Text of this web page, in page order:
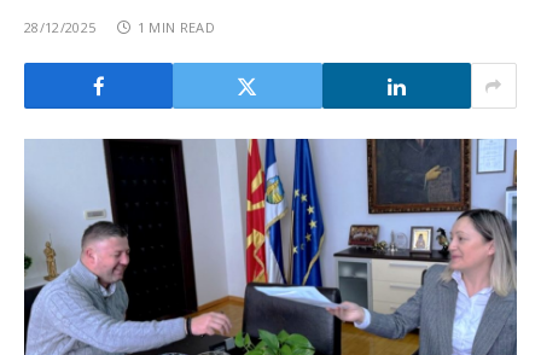
28/12/2025 1 MIN READ